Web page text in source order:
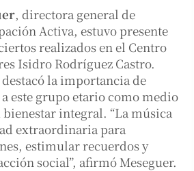
, directora general de
Activa, estuvo presente
realizados en el Centro
Isidro Rodríguez Castro.
la importancia de
este grupo etario como medio
integral. “La música
extraordinaria para
estimular recuerdos y
social”, afirmó Meseguer.